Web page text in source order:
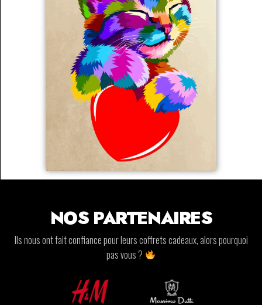
NOS PARTENAIRES
Ils nous ont fait confiance pour leurs coffrets cadeaux, alors pourquoi
pas vous ?